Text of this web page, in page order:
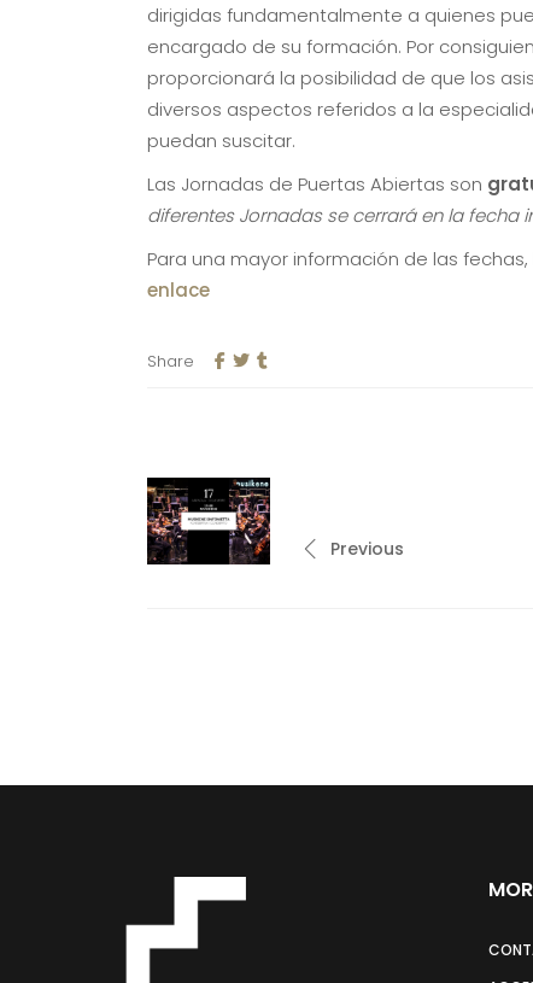
dirigidas fundamentalmente a quienes
encargado de su formación. Por
proporcionará la posibilidad de que los
diversos aspectos referidos a la
puedan suscitar.
Las Jornadas de Puertas Abiertas son
diferentes Jornadas se cerrará en la
Para una mayor información de las
enlace
Share
Previous